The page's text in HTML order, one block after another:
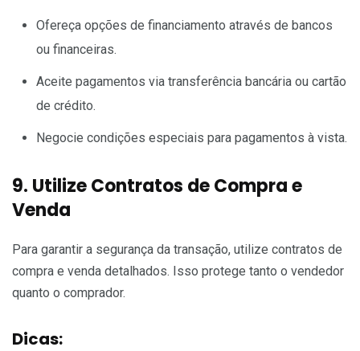
Ofereça opções de financiamento através de bancos
ou financeiras.
Aceite pagamentos via transferência bancária ou cartão
de crédito.
Negocie condições especiais para pagamentos à vista.
9. Utilize Contratos de Compra e
Venda
Para garantir a segurança da transação, utilize contratos de
compra e venda detalhados. Isso protege tanto o vendedor
quanto o comprador.
Dicas: